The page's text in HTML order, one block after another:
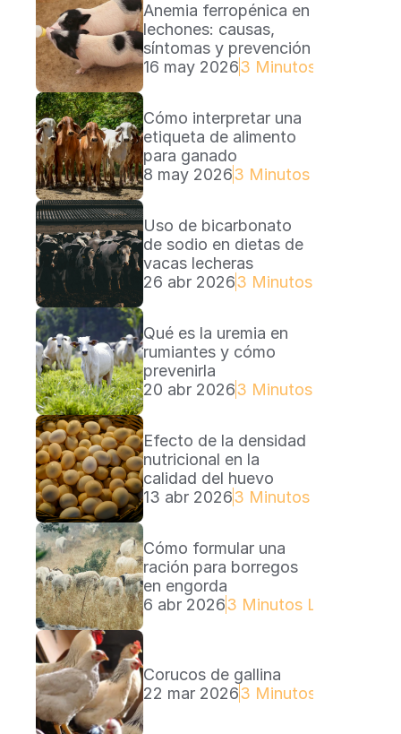
Anemia ferropénica en
lechones: causas,
síntomas y prevención
16 may 20263 Minutos Lectura
Cómo interpretar una
etiqueta de alimento
para ganado
8 may 20263 Minutos Lectura
Uso de bicarbonato
de sodio en dietas de
vacas lecheras
26 abr 20263 Minutos Lectura
Qué es la uremia en
rumiantes y cómo
prevenirla
20 abr 20263 Minutos Lectura
Efecto de la densidad
nutricional en la
calidad del huevo
13 abr 20263 Minutos Lectura
Cómo formular una
ración para borregos
en engorda
6 abr 20263 Minutos Lectura
Corucos de gallina
22 mar 20263 Minutos Lectura